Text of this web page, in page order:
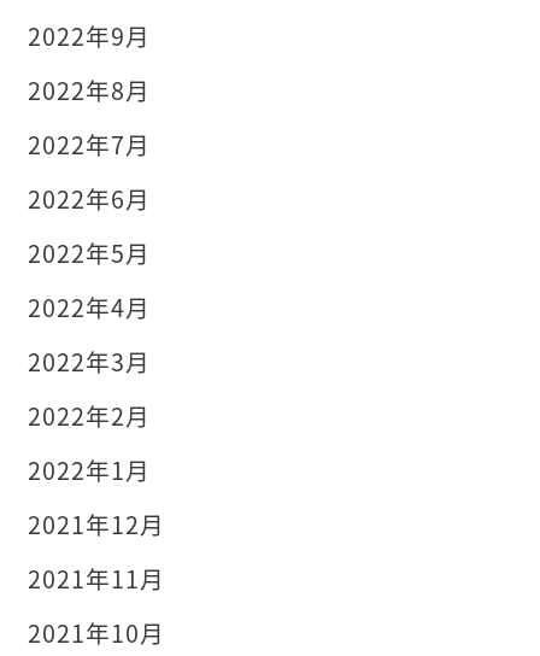
2022年9月
2022年8月
2022年7月
2022年6月
2022年5月
2022年4月
2022年3月
2022年2月
2022年1月
2021年12月
2021年11月
2021年10月